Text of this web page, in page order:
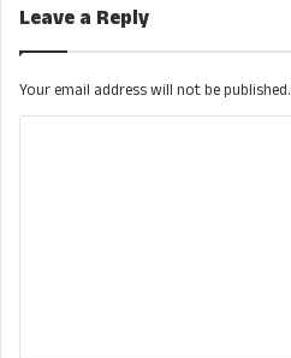
Leave a Reply
Your email address will not be published.